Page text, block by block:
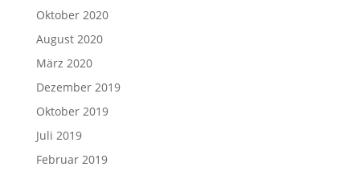
Oktober 2020
August 2020
März 2020
Dezember 2019
Oktober 2019
Juli 2019
Februar 2019